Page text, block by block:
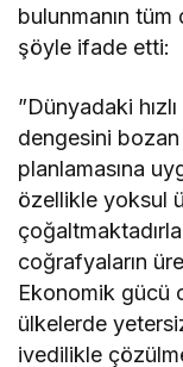
bulunmanın
şöyle ifade etti:
”Dünyadaki
dengesini
planlamasına
özellikle yoksul
coğrafyaların
Ekonomik gücü
ülkelerde
ivedilikle